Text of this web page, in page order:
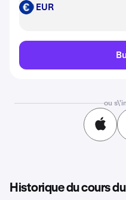
EUR EUR
ou
Historique du cours